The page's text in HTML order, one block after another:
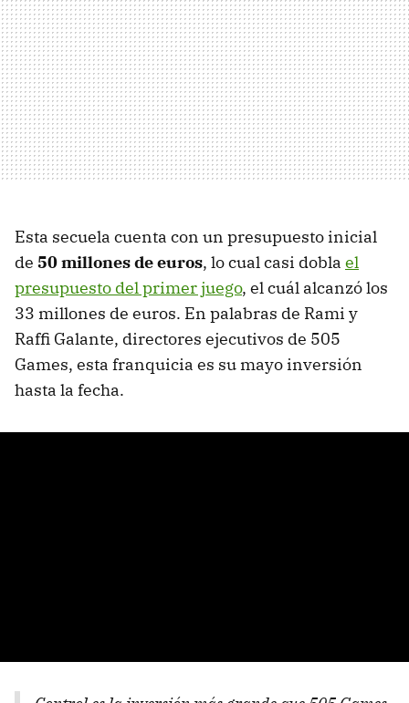
Esta secuela cuenta con un presupuesto inicial
de 50 millones de euros, lo cual casi dobla el
presupuesto del primer juego, el cuál alcanzó los
33 millones de euros. En palabras de Rami y
Raffi Galante, directores ejecutivos de 505
Games, esta franquicia es su mayo inversión
hasta la fecha.